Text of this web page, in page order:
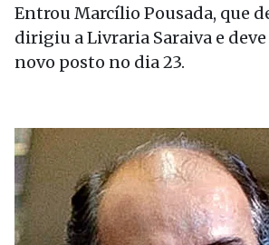
Entrou Marcílio Pousada, que
dirigiu a Livraria Saraiva e
novo posto no dia 23.